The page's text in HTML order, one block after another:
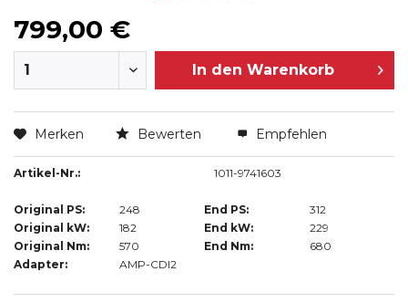
799,00 €
In den Warenkorb
Merken Bewerten Empfehlen
Artikel-Nr.: 1011-9741603
Original PS: 248 End PS:
312
Original kW:
182 End kW:
229
Original Nm:
570 End Nm:
680
Adapter:
AMP-CDI2